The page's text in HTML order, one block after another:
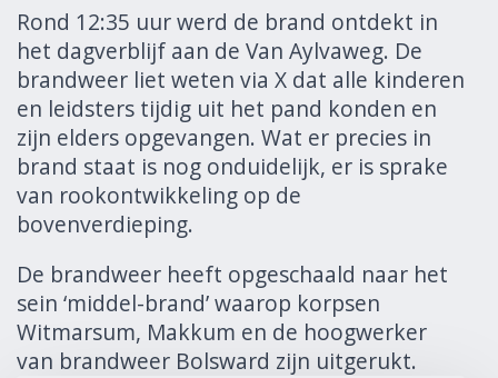
Rond 12:35 uur werd de brand ontdekt in
het dagverblijf aan de Van Aylvaweg. De
brandweer liet weten via X dat alle kinderen
en leidsters tijdig uit het pand konden en
zijn elders opgevangen. Wat er precies in
brand staat is nog onduidelijk, er is sprake
van rookontwikkeling op de
bovenverdieping.
De brandweer heeft opgeschaald naar het
sein ‘middel-brand’ waarop korpsen
Witmarsum, Makkum en de hoogwerker
van brandweer Bolsward zijn uitgerukt.